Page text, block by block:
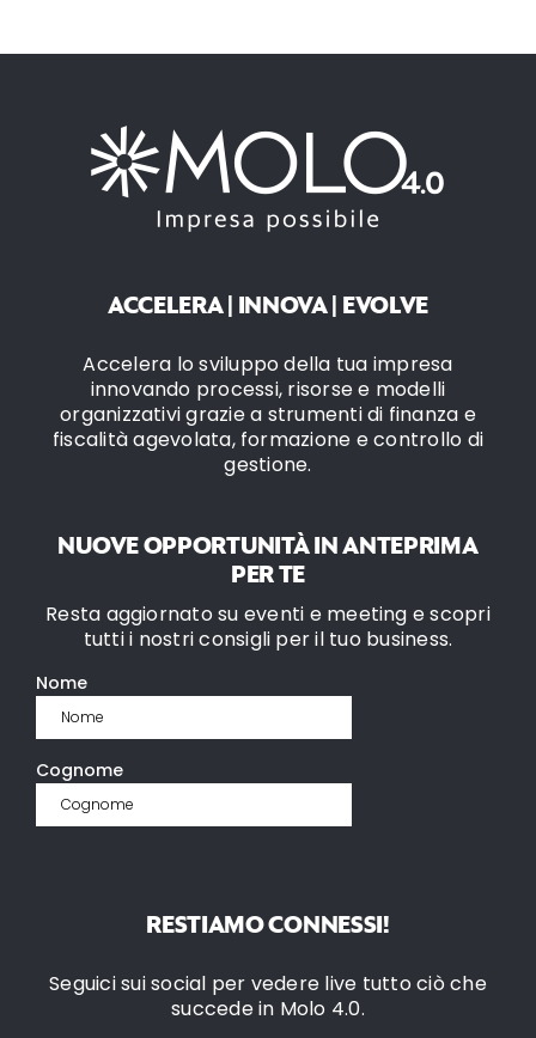
ACCELERA | INNOVA | EVOLVE
Accelera lo sviluppo della tua impresa
innovando processi, risorse e modelli
organizzativi grazie a strumenti di finanza e
fiscalità agevolata, formazione e controllo di
gestione.
NUOVE OPPORTUNITÀ IN ANTEPRIMA
PER TE
Resta aggiornato su eventi e meeting e scopri
tutti i nostri consigli per il tuo business.
RESTIAMO CONNESSI!
Seguici sui social per vedere live tutto ciò che
succede in Molo 4.0.